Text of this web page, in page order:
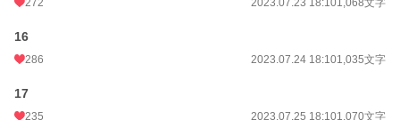
272 2023.07.23 18:101,068文字
16
286 2023.07.24 18:101,035文字
17
235 2023.07.25 18:101,070文字